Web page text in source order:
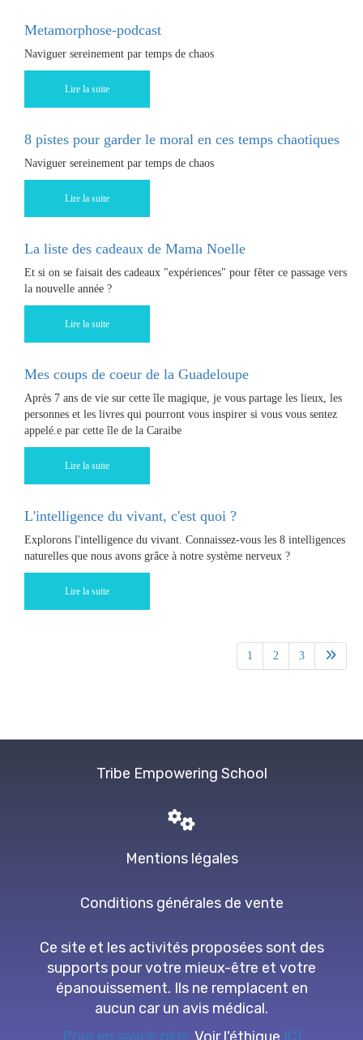
Metamorphose-podcast
Naviguer sereinement par temps de chaos
Lire la suite
8 pistes pour garder le moral en ces temps chaotiques
Naviguer sereinement par temps de chaos
Lire la suite
La liste des cadeaux de Mama Noelle
Et si on se faisait des cadeaux "expériences" pour fêter ce passage vers
la nouvelle année ?
Lire la suite
Mes coups de coeur de la Guadeloupe
Après 7 ans de vie sur cette île magique, je vous partage les lieux, les
personnes et les livres qui pourront vous inspirer si vous vous sentez
appelé.e par cette île de la Caraibe
Lire la suite
L'intelligence du vivant, c'est quoi ?
Explorons l'intelligence du vivant. Connaissez-vous les 8 intelligences
naturelles que nous avons grâce à notre système nerveux ?
Lire la suite
1 2 3
Tribe Empowering School
Mentions légales
Conditions générales de vente
Ce site et les activités proposées sont des
supports pour votre mieux-être et votre
épanouissement. Ils ne remplacent en
aucun car un avis médical.